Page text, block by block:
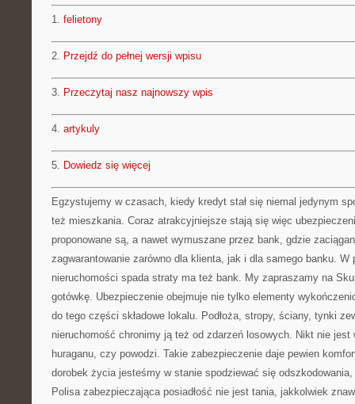
1. felietony
2. Przejdź do pełnej wersji wpisu
3. Przeczytaj nasz najnowszy wpis
4. artykuly
5. Dowiedz się więcej
Egzystujemy w czasach, kiedy kredyt stał się niemal jedynym
też mieszkania. Coraz atrakcyjniejsze stają się więc
proponowane są, a nawet wymuszane przez bank, gdzie
zagwarantowanie zarówno dla klienta, jak i dla samego banku.
nieruchomości spada straty ma też bank. My zapraszamy na
gotówkę. Ubezpieczenie obejmuje nie tylko elementy
do tego części składowe lokalu. Podłoża, stropy, ściany, tynki
nieruchomość chronimy ją też od zdarzeń losowych. Nikt nie jest
huraganu, czy powodzi. Takie zabezpieczenie daje pewien
dorobek życia jesteśmy w stanie spodziewać się odszkodowania,
Polisa zabezpieczająca posiadłość nie jest tania, jakkolwiek